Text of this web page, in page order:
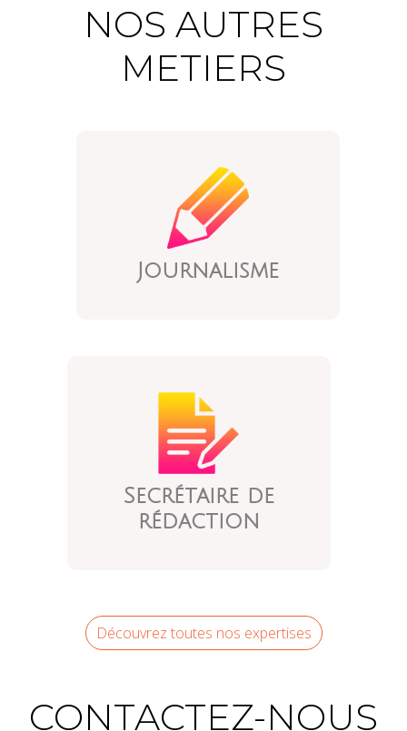
NOS AUTRES
METIERS
Journalisme
Secrétaire de
rédaction
Découvrez toutes nos expertises
CONTACTEZ-NOUS